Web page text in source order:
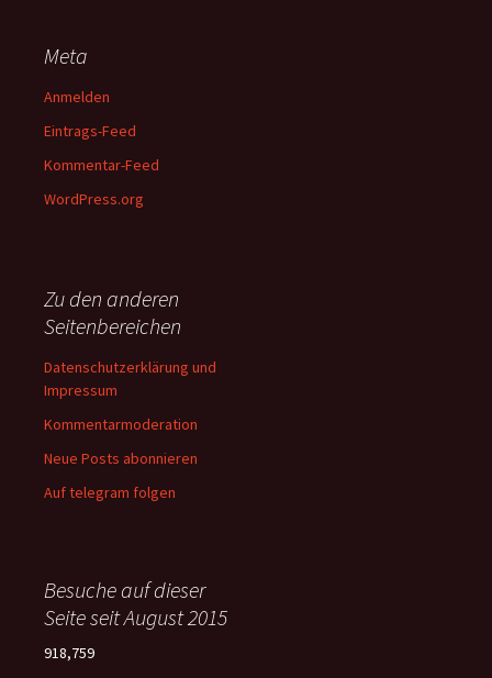
Meta
Anmelden
Eintrags-Feed
Kommentar-Feed
WordPress.org
Zu den anderen
Seitenbereichen
Datenschutzerklärung und
Impressum
Kommentarmoderation
Neue Posts abonnieren
Auf telegram folgen
Besuche auf dieser
Seite seit August 2015
918,759